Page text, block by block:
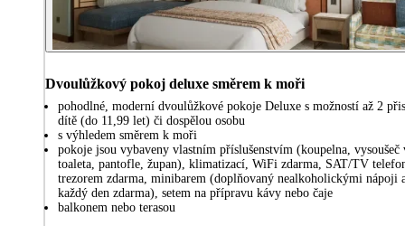
Dvoulůžkový pokoj deluxe směrem k moři
pohodlné, moderní dvoulůžkové pokoje Deluxe s možností až 2
dítě (do 11,99 let) či dospělou osobu
s výhledem směrem k moři
pokoje jsou vybaveny vlastním příslušenstvím (koupelna, vysoušeč
toaleta, pantofle, župan), klimatizací, WiFi zdarma, SAT/TV
trezorem zdarma, minibarem (doplňovaný nealkoholickými nápoji
každý den zdarma), setem na přípravu kávy nebo čaje
balkonem nebo terasou